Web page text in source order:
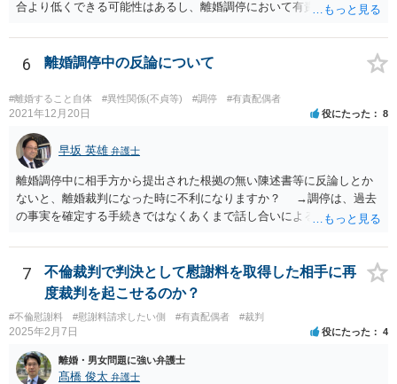
合より低くできる可能性はあるし、離婚調停において有責配偶者の主
主張は考えられます。 養育費なども含めて一度弁護士に相談すること
を勧めます。
6 離婚調停中の反論について
#離婚すること自体 #異性関係(不貞等) #調停 #有責配偶者
2021年12月20日 役にたった 8
早坂 英雄 弁護士
離婚調停中に相手方から提出された根拠の無い陳述書等に反論しとか
ないと、離婚裁判になった時に不利になりますか？ →調停は、過去
の事実を確定する手続きではなくあくまで話し合いによる合意を目指
りません（口頭での説明でも十分だと思います）。但し、調停委員が
反論の陳述書を提出するように求めているときは別です。 また、反
論しないからと言って直ちに離婚訴訟で不利になることはないと思い
ます（離婚訴訟では反論が必要になってくると思いますが、調停段階
からこちらの言い分や手の内を知らせることに余り意味はないように
思います。）。
7
不倫裁判で判決として慰謝料を取得した相手に再
度裁判を起こせるのか？
#不倫慰謝料 #慰謝料請求したい側 #有責配偶者 #裁判
2025年2月7日 役にたった 4
離婚・男女問題に強い弁護士
髙橋 俊太 弁護士